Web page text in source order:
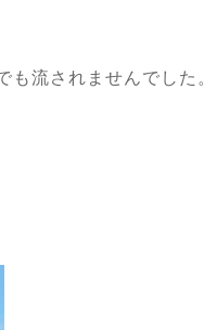
も流されませんでした